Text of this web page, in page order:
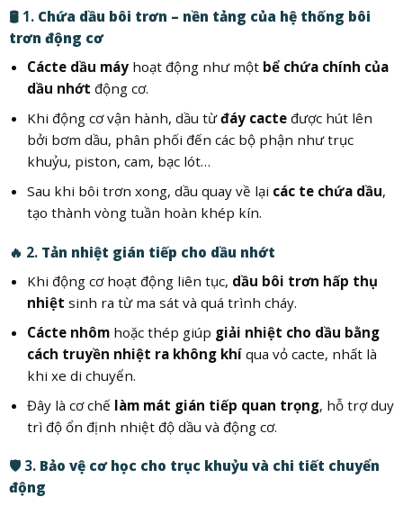
🛢️ 1. Chứa dầu bôi trơn – nền tảng của hệ thống bôi
trơn động cơ
Cácte dầu máyhoạt động như một bể chứa chính của
dầu nhớt động cơ.
Khi động cơ vận hành, dầu từđáy cacteđược hút lên
bởi bơm dầu, phân phối đến các bộ phận như trục
khuỷu, piston, cam, bạc lót…
Sau khi bôi trơn xong, dầu quay về lại các te chứa dầu,
tạo thành vòng tuần hoàn khép kín.
🔥 2. Tản nhiệt gián tiếp cho dầu nhớt
Khi động cơ hoạt động liên tục, dầu bôi trơn hấp thụ
nhiệt sinh ra từ ma sát và quá trình cháy.
Cácte nhômhoặc thép giúp giải nhiệt cho dầu bằng
cách truyền nhiệt ra không khíqua vỏ cacte, nhất là
khi xe di chuyển.
Đây là cơ chế làm mát gián tiếp quan trọng, hỗ trợ duy
trì độ ổn định nhiệt độ dầu và động cơ.
🛡️ 3. Bảo vệ cơ học cho trục khuỷu và chi tiết chuyển
động